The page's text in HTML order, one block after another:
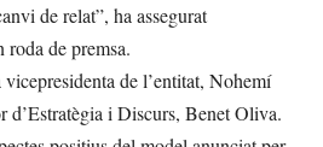
de relat”, ha assegurat
roda de premsa.
de l’entitat, Nohemí
d’Estratègia i Discurs, Benet Oliva.